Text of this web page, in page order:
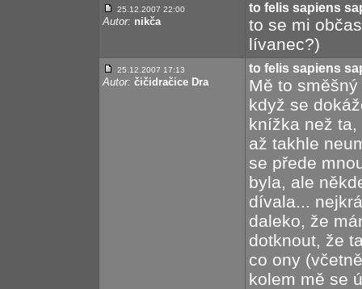
25.12.2007 22:00
Autor: nikča
to felis sapiens
to se mi
lívanec?)
25.12.2007 17:13
Autor: čičidračice Dra
to felis sapiens
Mě to
když se
knížka než
až takhle
se přede
byla, ale
dívala...
daleko, že
dotknout, že
co ony
kolem mě se